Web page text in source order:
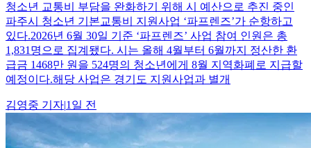
청소년 교통비 부담을 완화하기 위해 시 예산으로 추진 중인
파주시 청소년 기본교통비 지원사업 ‘파프렌즈’가 순항하고
있다.2026년 6월 30일 기준 ‘파프렌즈’ 사업 참여 인원은 총
1,831명으로 집계됐다. 시는 올해 4월부터 6월까지 정산한 환
급금 1468만 원을 524명의 청소년에게 8월 지역화폐로 지급할
예정이다.해당 사업은 경기도 지원사업과 별개
김영중 기자|1일 전